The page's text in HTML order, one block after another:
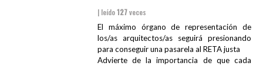
| leído127veces
El máximo órgano de representación de
los/as arquitectos/as seguirá presionando
para conseguir una pasarela al RETA justa
Advierte de la importancia de que cada